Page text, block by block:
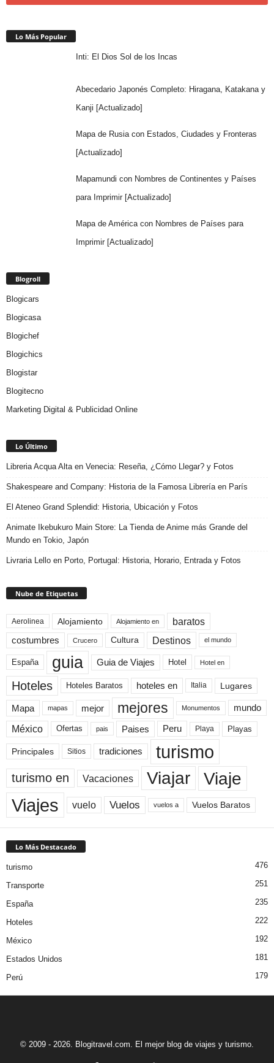
Lo Más Popular
Inti: El Dios Sol de los Incas
Abecedario Japonés Completo: Hiragana, Katakana y
Kanji [Actualizado]
Mapa de Rusia con Estados, Ciudades y Fronteras
[Actualizado]
Mapamundi con Nombres de Continentes y Países
para Imprimir [Actualizado]
Mapa de América con Nombres de Países para
Imprimir [Actualizado]
Blogroll
Blogicars
Blogicasa
Blogichef
Blogichics
Blogistar
Blogitecno
Marketing Digital & Publicidad Online
Lo Último
Libreria Acqua Alta en Venecia: Reseña, ¿Cómo Llegar? y Fotos
Shakespeare and Company: Historia de la Famosa Librería en París
El Ateneo Grand Splendid: Historia, Ubicación y Fotos
Animate Ikebukuro Main Store: La Tienda de Anime más Grande del
Mundo en Tokio, Japón
Livraria Lello en Porto, Portugal: Historia, Horario, Entrada y Fotos
Nube de Etiquetas
Aerolinea Alojamiento Alojamiento en baratos
costumbres Crucero Cultura Destinos el mundo
España guia Guia de Viajes Hotel Hotel en
Hoteles Hoteles Baratos hoteles en Italia Lugares
Mapa mapas mejor mejores Monumentos mundo
México Ofertas pais Paises Peru Playa Playas
Principales Sitios tradiciones turismo
turismo en Vacaciones Viajar Viaje
Viajes vuelo Vuelos vuelos a Vuelos Baratos
Lo Más Destacado
turismo 476
Transporte 251
España 235
Hoteles 222
México 192
Estados Unidos 181
Perú 179
© 2009 - 2026. Blogitravel.com. El mejor blog de viajes y turismo.